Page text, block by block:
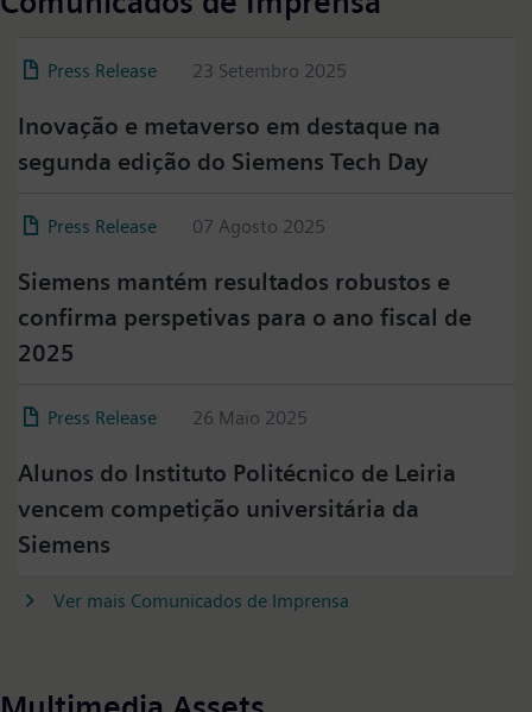
Press Release 23 Setembro 2025
Inovação e metaverso em destaque na
segunda edição do Siemens Tech Day
Press Release 07 Agosto 2025
Siemens mantém resultados robustos e
confirma perspetivas para o ano fiscal de
2025
Press Release 26 Maio 2025
Alunos do Instituto Politécnico de Leiria
vencem competição universitária da
Siemens
Ver mais Comunicados de Imprensa